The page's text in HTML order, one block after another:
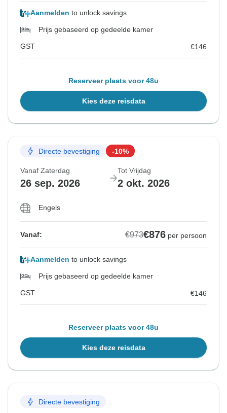
Aanmelden to unlock savings
Prijs gebaseerd op gedeelde kamer
GST €146
Reserveer plaats voor 48u
Kies deze reisdata
Directe bevestiging -10%
Vanaf Zaterdag
26 sep. 2026
Tot Vrijdag
2 okt. 2026
Engels
Vanaf: €973€876 per persoon
Aanmelden to unlock savings
Prijs gebaseerd op gedeelde kamer
GST €146
Reserveer plaats voor 48u
Kies deze reisdata
Directe bevestiging